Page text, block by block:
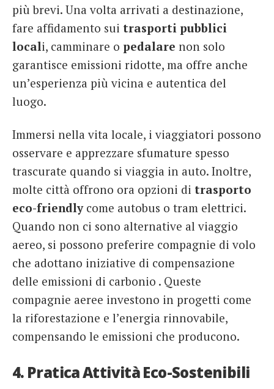
più brevi. Una volta arrivati ​​a destinazione,
fare affidamento sui trasporti pubblici
locali, camminare o pedalare non solo
garantisce emissioni ridotte, ma offre anche
un’esperienza più vicina e autentica del
luogo.
Immersi nella vita locale, i viaggiatori possono
osservare e apprezzare sfumature spesso
trascurate quando si viaggia in auto. Inoltre,
molte città offrono ora opzioni di trasporto
eco-friendlycome autobus o tram elettrici.
Quando non ci sono alternative al viaggio
aereo, si possono preferire compagnie di volo
che adottano iniziative di compensazione
delle emissioni di carbonio . Queste
compagnie aeree investono in progetti come
la riforestazione e l’energia rinnovabile,
compensando le emissioni che producono.
4. Pratica Attività Eco-Sostenibili